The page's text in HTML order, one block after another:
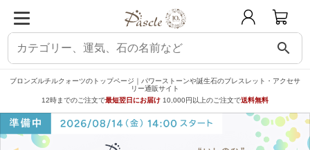
search
ブロンズルチルクォーツのトップページ｜パワーストーンや誕生石のブレスレット・アクセサ
リー通販サイト
12時までのご注文で最短翌日にお届け 10,000円以上のご注文で送料無料